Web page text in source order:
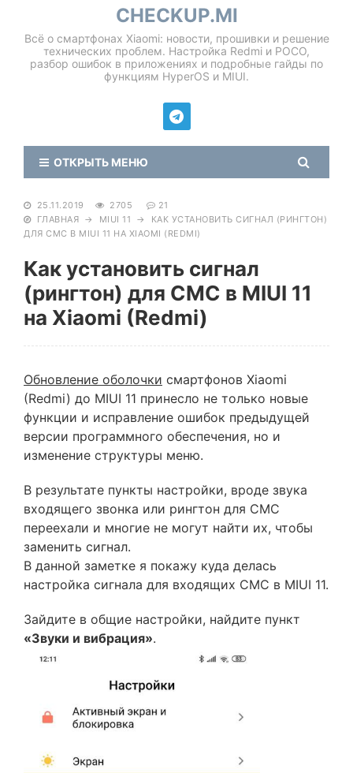
CHECKUP.MI
Всё о смартфонах Xiaomi: новости, прошивки и решение
технических проблем. Настройка Redmi и POCO,
разбор ошибок в приложениях и подробные гайды по
функциям HyperOS и MIUI.
ОТКРЫТЬ МЕНЮ
25.11.2019 2705
21
ГЛАВНАЯ → MIUI 11 →
КАК УСТАНОВИТЬ СИГНАЛ (РИНГТОН)
ДЛЯ СМС В MIUI 11 НА XIAOMI (REDMI)
Как установить сигнал
(рингтон) для СМС в MIUI 11
на Xiaomi (Redmi)
Обновление оболочки смартфонов Xiaomi
(Redmi) до MIUI 11 принесло не только новые
функции и исправление ошибок предыдущей
версии программного обеспечения, но и
изменение структуры меню.
В результате пункты настройки, вроде звука
входящего звонка или рингтон для СМС
переехали и многие не могут найти их, чтобы
заменить сигнал.
В данной заметке я покажу куда делась
настройка сигнала для входящих СМС в MIUI 11.
Зайдите в общие настройки, найдите пункт
«Звуки и вибрация».